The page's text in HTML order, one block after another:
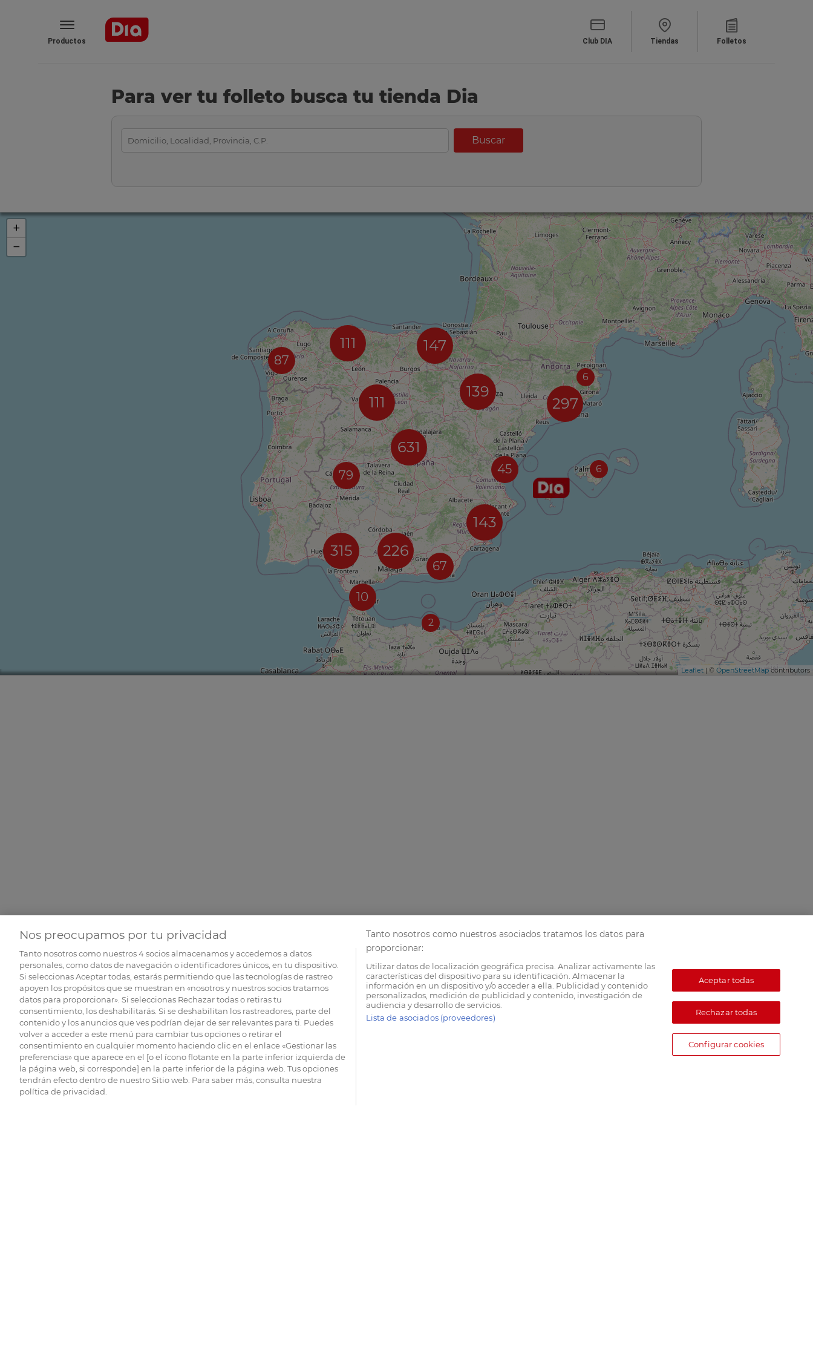
Productos Club DIA Tiendas Folletos
Para ver tu folleto busca tu tienda Dia
87
111 147
2
6
111
79
631
10
226
315
6
139
297
67
45
143
+
−
Leaflet | © OpenStreetMapcontributors
Nos preocupamos por tu privacidad
Tanto nosotros como nuestros4socios almacenamos y accedemos a datos
personales, como datos de navegación o identificadores únicos, en tu dispositivo.
Si seleccionas Aceptar todas, estarás permitiendo que las tecnologías de rastreo
apoyen los propósitos que se muestran en «nosotros y nuestros socios tratamos
datos para proporcionar». Si seleccionas Rechazar todas o retiras tu
consentimiento, los deshabilitarás. Si se deshabilitan los rastreadores, parte del
contenido y los anuncios que ves podrían dejar de ser relevantes para ti. Puedes
volver a acceder a este menú para cambiar tus opciones o retirar el
consentimiento en cualquier momento haciendo clic en el enlace «Gestionar las
preferencias» que aparece en el [o el ícono flotante en la parte inferior izquierda de
la página web, si corresponde] en la parte inferior de la página web. Tus opciones
tendrán efecto dentro de nuestro Sitio web. Para saber más, consulta nuestra
política de privacidad.
Tanto nosotros como nuestros asociados tratamos los datos para
proporcionar:
Utilizar datos de localización geográfica precisa. Analizar activamente las
características del dispositivo para su identificación. Almacenar la
información en un dispositivo y/o acceder a ella. Publicidad y contenido
personalizados, medición de publicidad y contenido, investigación de
audiencia y desarrollo de servicios.
Lista de asociados (proveedores)
Aceptar todas
Rechazar todas
Configurar cookies